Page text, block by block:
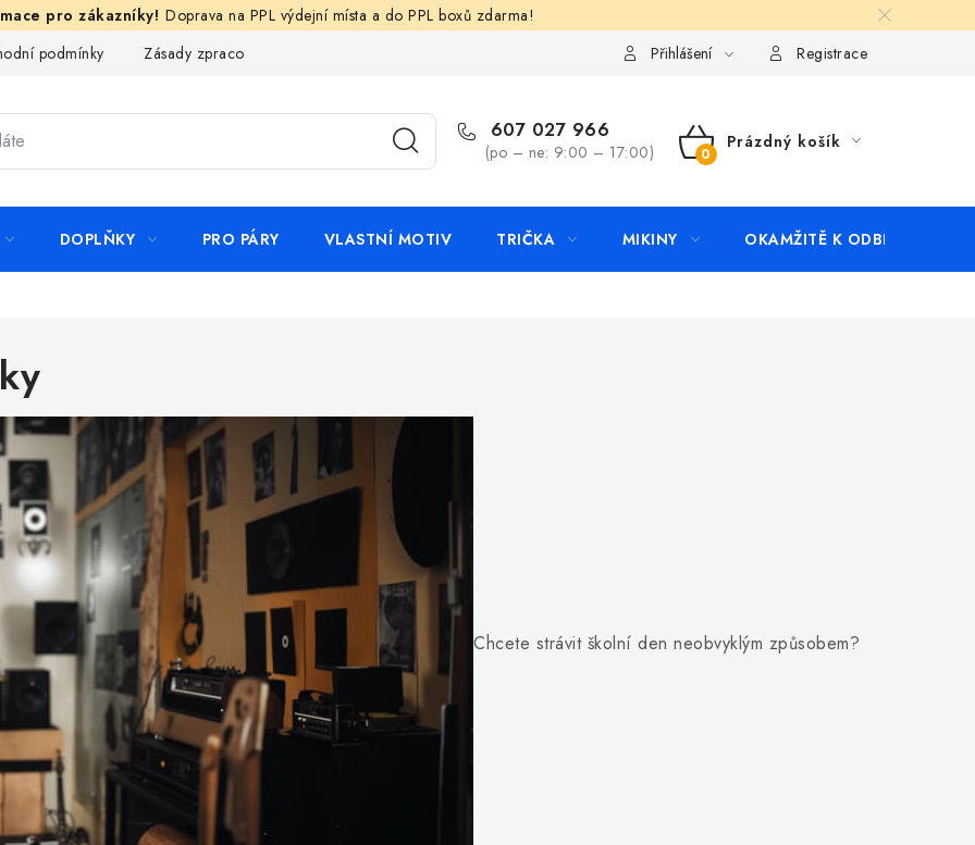
Doprava na PPL výdejní místa a do PPL boxů zdarma!
podmínky Zásady zpracování ochrany osobních údajů KontaktyPřihlášení Registrace
607 027 966
(po – ne: 9:00 – 17:00)
NÁKUPNÍ
Prázdný košík
DOPLŇKY PRO PÁRY VLASTNÍ MOTIV TRIČKA MIKINY OKAMŽITĚ K ODBĚRU
Chcete strávit školní den neobvyklým způsobem?